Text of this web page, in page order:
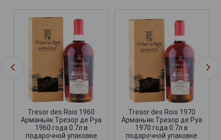
Tresor des Rois 1960
Арманьяк Трезор де Руа
1960 года 0.7л в
подарочной упаковке
Tresor des Rois 1970
Арманьяк Трезор де Руа
1970 года 0.7л в
подарочной упаковке